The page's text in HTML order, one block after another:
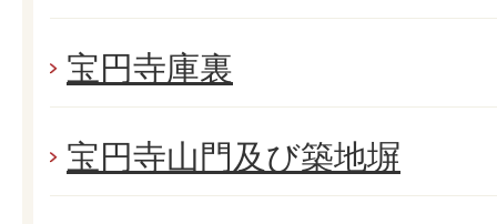
宝円寺庫裏
宝円寺山門及び築地塀